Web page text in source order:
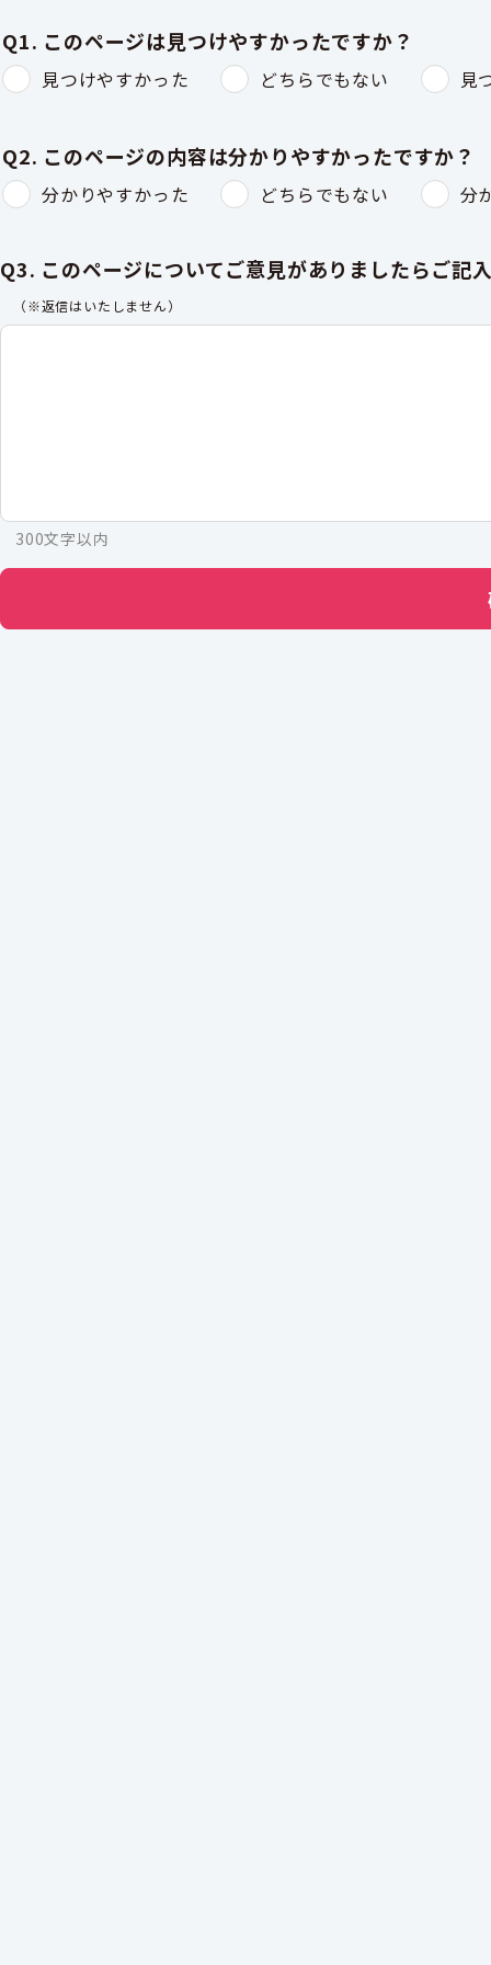
Q1. このページは見つけやすかったですか？
見つけやすかった どちらでもない 見
Q2. このページの内容は分かりやすかったですか？
分かりやすかった どちらでもない 分
Q3. このページについてご意見がありましたらご記
（※返信はいたしません）
300文字以内